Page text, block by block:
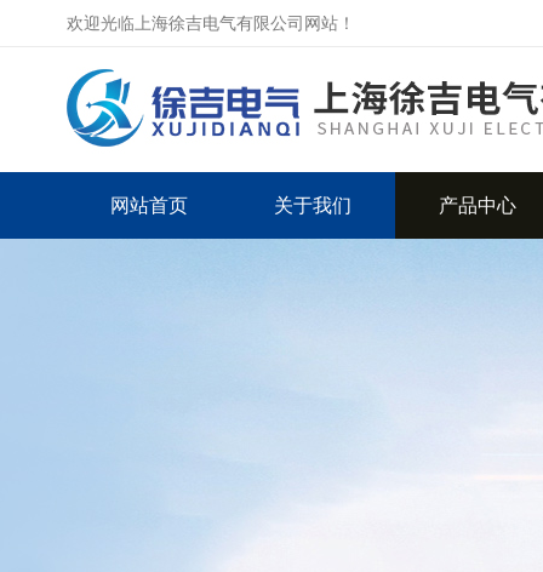
欢迎光临上海徐吉电气有限公司网站！
网站首页 关于我们 产品中心